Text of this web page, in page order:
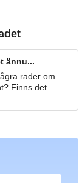
ännu...
rader om
Finns det